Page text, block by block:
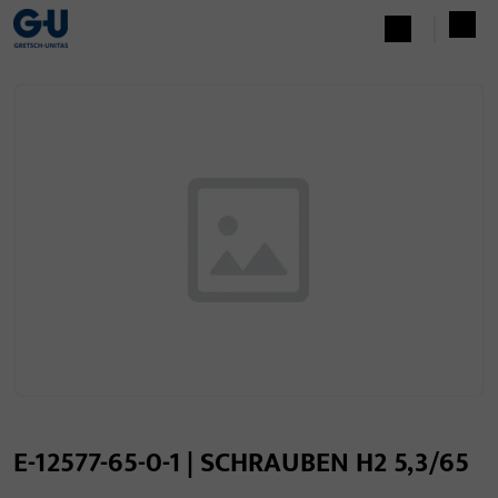
E-12577-65-0-1 | SCHRAUBEN H2 5,3/65